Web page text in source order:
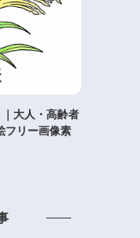
大人・高齢者
フリー画像素